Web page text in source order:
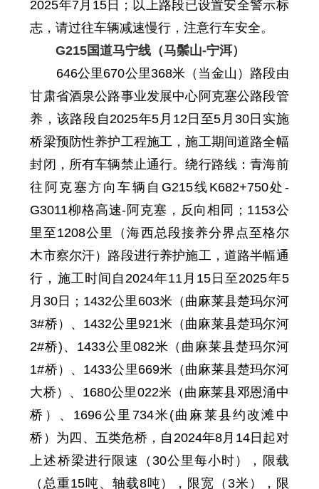
2025年7月15日 ； 以上路段已设置安全警示标
志，请过往车辆减速慢行，注意行车安全。
G215国道马宁线（马鬃山-宁洱）
646公里670公里368米 （当金山）路段由
甘肃省酒泉公路事业发展中心阿克塞公路段管
养，该路段自 2025年5月12日至5月30日 实施
桥梁预防性养护工程施工，施工期间道路全幅
封闭，所有车辆禁止通行。绕行路线：青海前
往阿克塞方向车辆自G215线K682+750处-
G3011柳格高速-阿克塞， 反 向相同；1153公
里至1208公里
（海西总段接养分界点至格尔
木市察尔汗）路段进行养护施工，道路半幅通
行，施工时间自 2024年11月15日至2025年5
月30日； 1432公里 603米 （曲麻莱县楚玛尔河
3#桥）、1432公里921米 （曲麻莱县楚玛尔河
2#桥)、1433公里082米 （曲麻莱县楚玛尔河
1#桥）、1433公里669米 （曲麻莱县楚玛尔河
大桥）、1680公里022米 （曲麻莱县邓恩涌中
桥）
、 1696公里 734米 (曲麻莱县约改滩中
桥）为四、五类危桥，自 2024年8月14日 起对
上述桥梁进行限速（30公里每小时），限载
（总重15吨、轴载8吨），限宽（3米），限